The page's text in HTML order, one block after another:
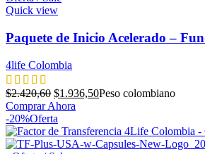
Quick view
Paquete de Inicio Acelerado –
4life Colombia
$2.420,60 El
precio
original
era:
$2.420,60.
$1.936,50El
es:
$1.936,50.
Peso colombiano
Comprar Ahora
-20%Oferta